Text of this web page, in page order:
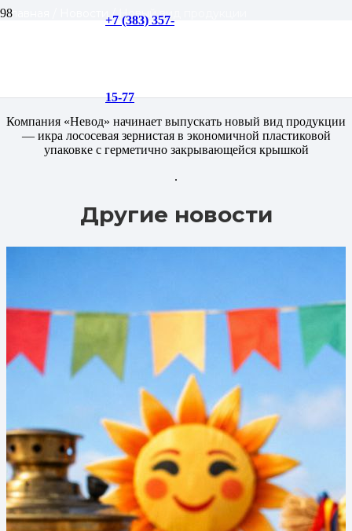
+7 (383) 357-
15-77
Главная / Новый вид продукции
Компания «Невод» начинает выпускать новый вид продукции
— икра лососевая зернистая в экономичной пластиковой
упаковке с герметично закрывающейся крышкой
.
Другие новости